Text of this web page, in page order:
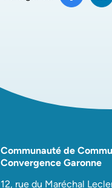
Communauté de
Convergence Garonne
12, rue du Maréchal